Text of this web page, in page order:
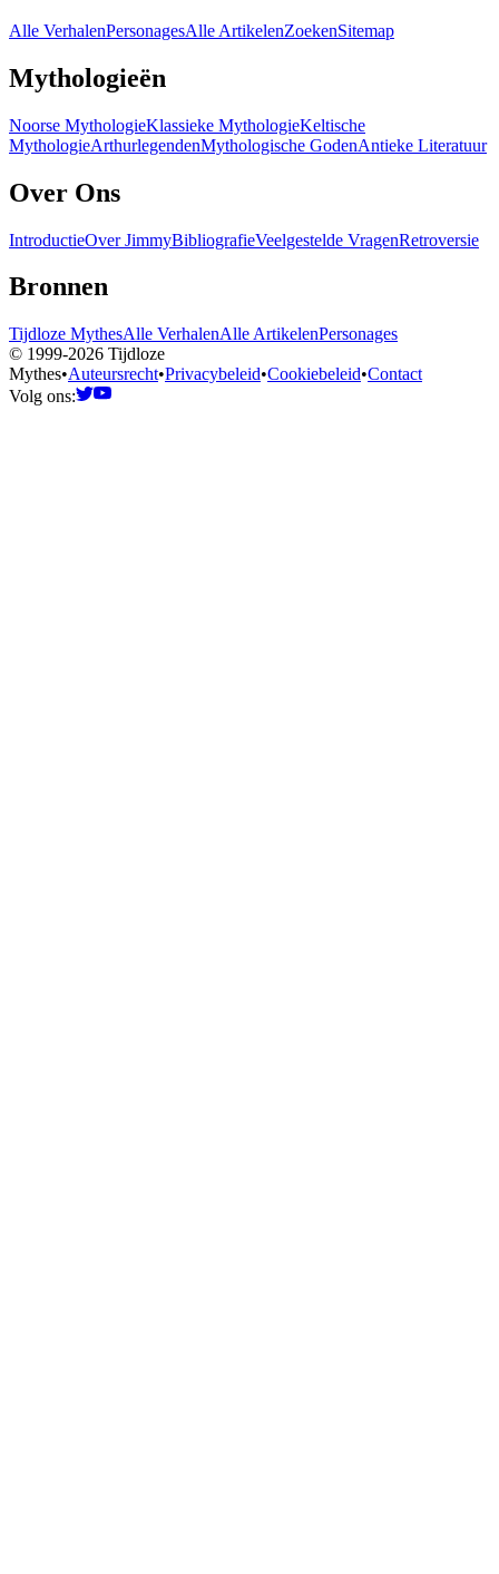
Alle VerhalenPersonagesAlle ArtikelenZoekenSitemap
Mythologieën
Noorse MythologieKlassieke MythologieKeltische
MythologieArthurlegendenMythologische GodenAntieke Literatuur
Over Ons
IntroductieOver JimmyBibliografieVeelgestelde VragenRetroversie
Bronnen
Tijdloze MythesAlle VerhalenAlle ArtikelenPersonages
© 1999-2026 Tijdloze
Mythes•Auteursrecht•Privacybeleid•Cookiebeleid•Contact
Volg ons: